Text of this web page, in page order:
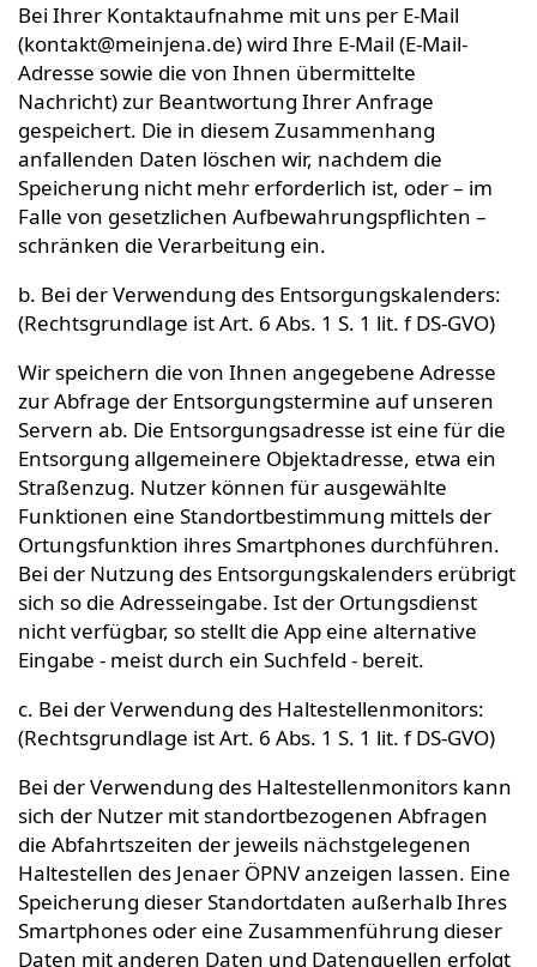
Bei Ihrer Kontaktaufnahme mit uns per E-Mail
(kontakt@meinjena.de) wird Ihre E-Mail (E-Mail-
Adresse sowie die von Ihnen übermittelte
Nachricht) zur Beantwortung Ihrer Anfrage
gespeichert. Die in diesem Zusammenhang
anfallenden Daten löschen wir, nachdem die
Speicherung nicht mehr erforderlich ist, oder – im
Falle von gesetzlichen Aufbewahrungspflichten –
schränken die Verarbeitung ein.
b. Bei der Verwendung des Entsorgungskalenders:
(Rechtsgrundlage ist Art. 6 Abs. 1 S. 1 lit. f DS-GVO)
Wir speichern die von Ihnen angegebene Adresse
zur Abfrage der Entsorgungstermine auf unseren
Servern ab. Die Entsorgungsadresse ist eine für die
Entsorgung allgemeinere Objektadresse, etwa ein
Straßenzug. Nutzer können für ausgewählte
Funktionen eine Standortbestimmung mittels der
Ortungsfunktion ihres Smartphones durchführen.
Bei der Nutzung des Entsorgungskalenders erübrigt
sich so die Adresseingabe. Ist der Ortungsdienst
nicht verfügbar, so stellt die App eine alternative
Eingabe - meist durch ein Suchfeld - bereit.
c. Bei der Verwendung des Haltestellenmonitors:
(Rechtsgrundlage ist Art. 6 Abs. 1 S. 1 lit. f DS-GVO)
Bei der Verwendung des Haltestellenmonitors kann
sich der Nutzer mit standortbezogenen Abfragen
die Abfahrtszeiten der jeweils nächstgelegenen
Haltestellen des Jenaer ÖPNV anzeigen lassen. Eine
Speicherung dieser Standortdaten außerhalb Ihres
Smartphones oder eine Zusammenführung dieser
Daten mit anderen Daten und Datenquellen erfolgt